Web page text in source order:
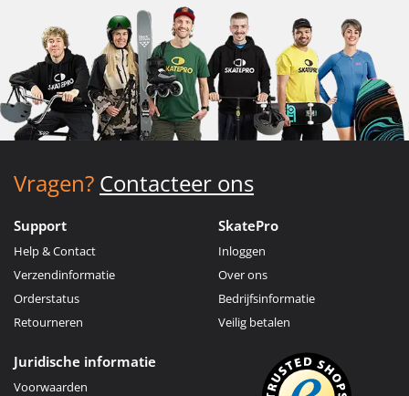
Vragen? Contacteer ons
Support
Help & Contact
Verzendinformatie
Orderstatus
Retourneren
SkatePro
Inloggen
Over ons
Bedrijfsinformatie
Veilig betalen
Juridische informatie
Voorwaarden